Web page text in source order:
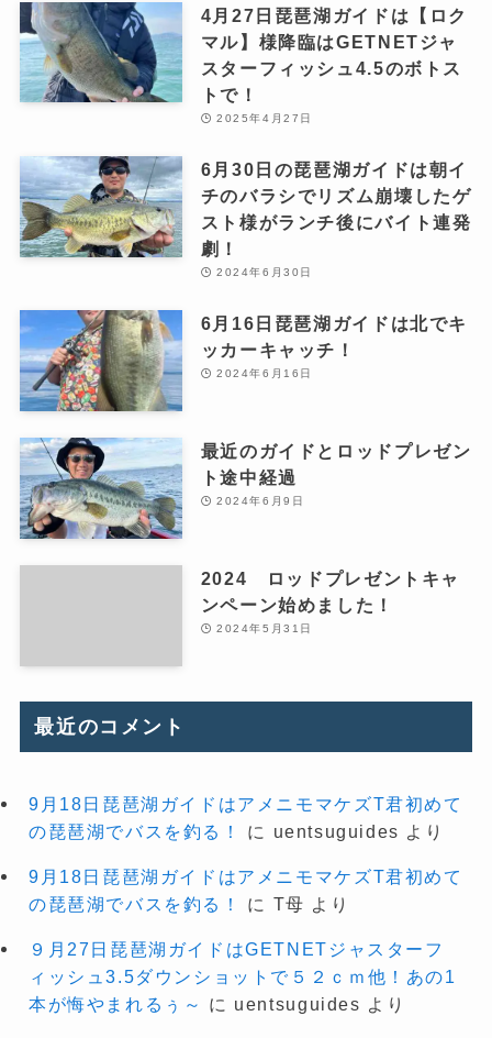
4月27日琵琶湖ガイドは【ロク
マル】様降臨はGETNETジャ
スターフィッシュ4.5のボトス
トで！
2025年4月27日
6月30日の琵琶湖ガイドは朝イ
チのバラシでリズム崩壊したゲ
スト様がランチ後にバイト連発
劇！
2024年6月30日
6月16日琵琶湖ガイドは北でキ
ッカーキャッチ！
2024年6月16日
最近のガイドとロッドプレゼン
ト途中経過
2024年6月9日
2024 ロッドプレゼントキャ
ンペーン始めました！
2024年5月31日
最近のコメント
9月18日琵琶湖ガイドはアメニモマケズT君初めて
の琵琶湖でバスを釣る！
に uentsuguides より
9月18日琵琶湖ガイドはアメニモマケズT君初めて
の琵琶湖でバスを釣る！
に T母 より
９月27日琵琶湖ガイドはGETNETジャスターフ
ィッシュ3.5ダウンショットで５２ｃｍ他！あの1
本が悔やまれるぅ～
に uentsuguides より